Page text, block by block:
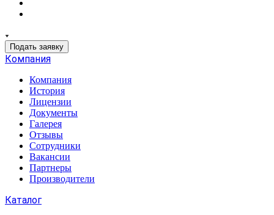
Подать заявку
Компания
Компания
История
Лицензии
Документы
Галерея
Отзывы
Сотрудники
Вакансии
Партнеры
Производители
Каталог